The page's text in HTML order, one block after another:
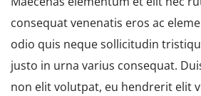
consequat venenatis eros ac
odio quis neque sollicitudin
justo in urna varius consequat.
non elit volutpat, eu hendrerit elit